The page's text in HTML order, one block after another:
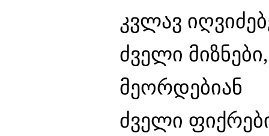
კვლავ
ძველი
მეორდებიან
ძველი